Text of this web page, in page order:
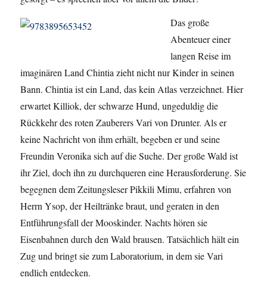
Das große
Abenteuer einer
langen Reise im
imaginären Land Chintia zieht nicht nur Kinder in seinen
Bann. Chintia ist ein Land, das kein Atlas verzeichnet. Hier
erwartet Killiok, der schwarze Hund, ungeduldig die
Rückkehr des roten Zauberers Vari von Drunter. Als er
keine Nachricht von ihm erhält, begeben er und seine
Freundin Veronika sich auf die Suche. Der große Wald ist
ihr Ziel, doch ihn zu durchqueren eine Herausforderung. Sie
begegnen dem Zeitungsleser Pikkili Mimu, erfahren von
Herrn Ysop, der Heiltränke braut, und geraten in den
Entführungsfall der Mooskinder. Nachts hören sie
Eisenbahnen durch den Wald brausen. Tatsächlich hält ein
Zug und bringt sie zum Laboratorium, in dem sie Vari
endlich entdecken.